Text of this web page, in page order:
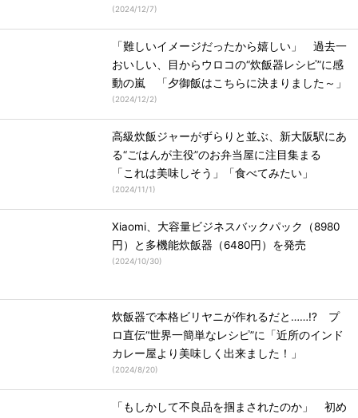
(2024/12/7)
「難しいイメージだったから嬉しい」 過去一
おいしい、目からウロコの“炊飯器レシピ”に感
動の嵐 「夕御飯はこちらに決まりました～」
(2024/12/2)
高級炊飯ジャーがずらりと並ぶ、新大阪駅にあ
る“ごはんが主役”のお弁当屋に注目集まる
「これは美味しそう」「食べてみたい」
(2024/11/1)
Xiaomi、大容量ビジネスバックパック（8980
円）と多機能炊飯器（6480円）を発売
(2024/10/30)
炊飯器で本格ビリヤニが作れるだと……!? プ
ロ直伝“世界一簡単なレシピ”に「近所のインド
カレー屋より美味しく出来ました！」
(2024/8/20)
「もしかして不良品を掴まされたのか」 初め